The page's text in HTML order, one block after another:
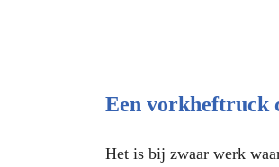
Een vorkheftruck
Het is bij zwaar werk